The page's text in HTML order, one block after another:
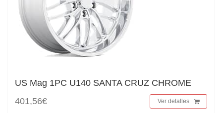
US Mag 1PC U140 SANTA CRUZ CHROME
401,56€
Ver detalles